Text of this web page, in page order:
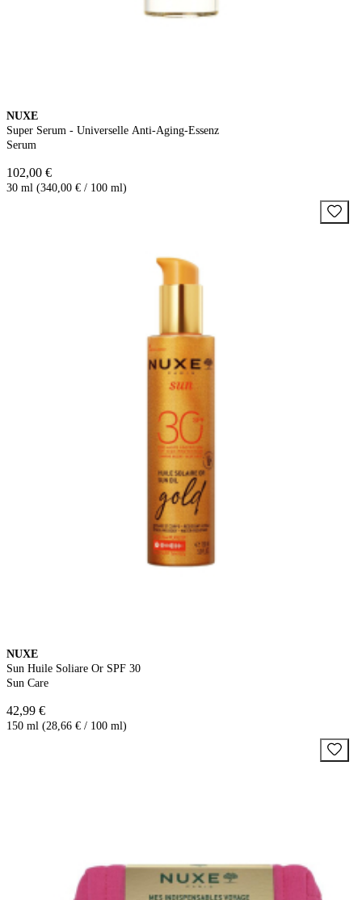
NUXE
Super Serum - Universelle Anti-Aging-Essenz
Serum
102,00 €
30 ml (340,00 € / 100 ml)
NUXE
Sun Huile Soliare Or SPF 30
Sun Care
42,99 €
150 ml (28,66 € / 100 ml)